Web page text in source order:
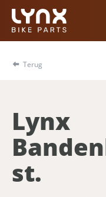
Terug
Lynx
st.